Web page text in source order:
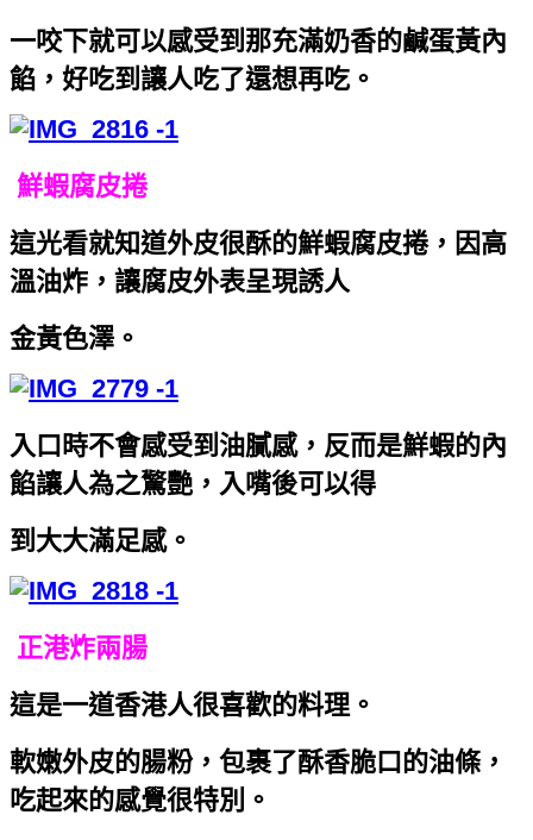
一咬下就可以感受到那充滿奶香的鹹蛋黃內
餡，好吃到讓人吃了還想再吃。
鮮蝦腐皮捲
這光看就知道外皮很酥的鮮蝦腐皮捲，因高
溫油炸，讓腐皮外表呈現誘人
金黃色澤。
入口時不會感受到油膩感，反而是鮮蝦的內
餡讓人為之驚艷，入嘴後可以得
到大大滿足感。
正港炸兩腸
這是一道香港人很喜歡的料理。
軟嫩外皮的腸粉，包裹了酥香脆口的油條，
吃起來的感覺很特別。